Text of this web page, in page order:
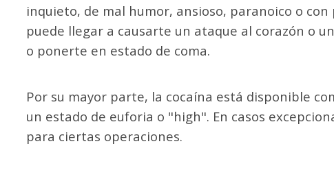
inquieto, de mal humor, ansioso, paranoico o con
puede llegar a causarte un ataque al corazón o
o ponerte en estado de coma.
Por su mayor parte, la cocaína está disponible
un estado de euforia o "high". En casos
para ciertas operaciones.